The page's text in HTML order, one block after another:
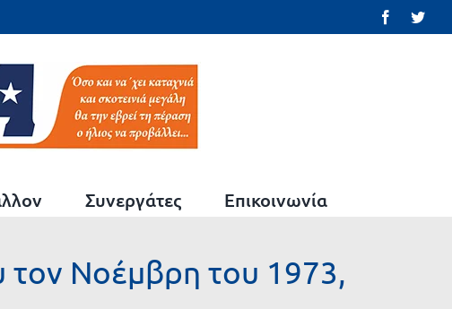
Facebook
Συνεργάτες Επικοινωνία
τον Νοέμβρη του 1973,